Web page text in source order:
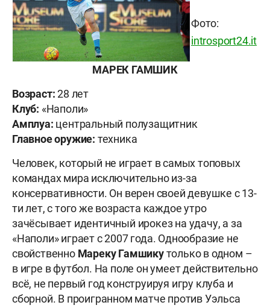
Фото:
introsport24.it
МАРЕК ГАМШИК
Возраст:28 лет
Клуб: «Наполи»
Амплуа: центральный полузащитник
Главное оружие: техника
Человек, который не играет в самых топовых
командах мира исключительно из-за
консервативности. Он верен своей девушке с 13-
ти лет, с того же возраста каждое утро
зачёсывает идентичный ирокез на удачу, а за
«Наполи» играет с 2007 года. Однообразие не
свойственно Мареку Гамшикутолько в одном –
в игре в футбол. На поле он умеет действительно
всё, не первый год конструируя игру клуба и
сборной. В проигранном матче против Уэльса